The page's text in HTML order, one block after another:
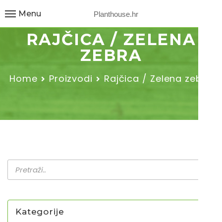
Planthouse.hr
Menu
RAJČICA / ZELENA
ZEBRA
Home Proizvodi Rajčica / Zelena zebra
Kategorije